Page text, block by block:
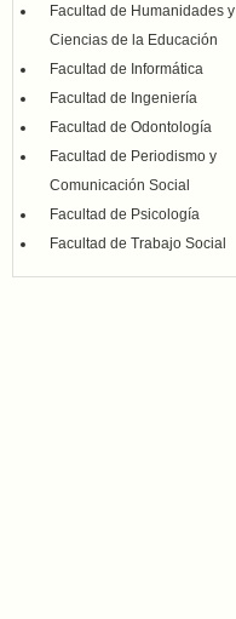
Facultad de Humanidades y
Ciencias de la Educación
Facultad de Informática
Facultad de Ingeniería
Facultad de Odontología
Facultad de Periodismo y
Comunicación Social
Facultad de Psicología
Facultad de Trabajo Social